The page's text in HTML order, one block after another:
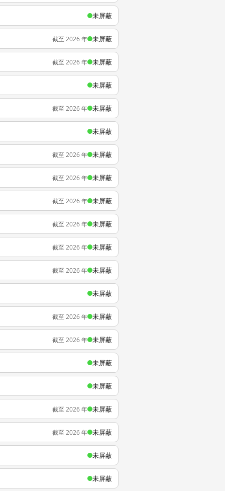
未屏蔽
截至 2026 年 未屏蔽
截至 2026 年 未屏蔽
未屏蔽
截至 2026 年 未屏蔽
未屏蔽
截至 2026 年 未屏蔽
截至 2026 年 未屏蔽
截至 2026 年 未屏蔽
截至 2026 年 未屏蔽
截至 2026 年 未屏蔽
截至 2026 年 未屏蔽
未屏蔽
截至 2026 年 未屏蔽
截至 2026 年 未屏蔽
未屏蔽
未屏蔽
截至 2026 年 未屏蔽
截至 2026 年 未屏蔽
未屏蔽
未屏蔽